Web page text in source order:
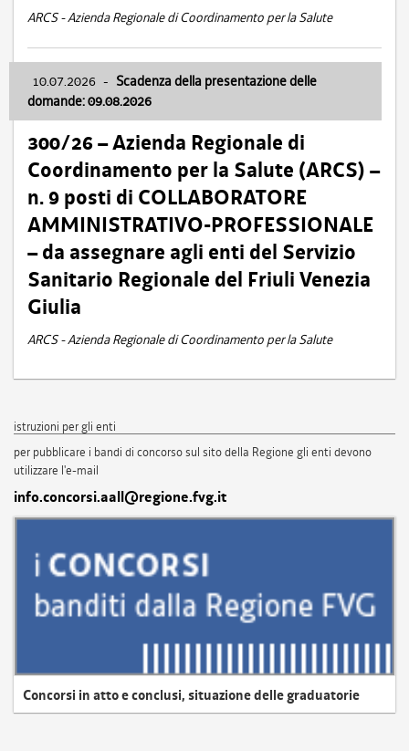
ARCS - Azienda Regionale di Coordinamento per la Salute
10.07.2026 - Scadenza della presentazione delle
domande: 09.08.2026
300/26 – Azienda Regionale di
Coordinamento per la Salute (ARCS) –
n. 9 posti di COLLABORATORE
AMMINISTRATIVO-PROFESSIONALE
– da assegnare agli enti del Servizio
Sanitario Regionale del Friuli Venezia
Giulia
ARCS - Azienda Regionale di Coordinamento per la Salute
istruzioni per gli enti
per pubblicare i bandi di concorso sul sito della Regione gli enti devono
utilizzare l'e-mail
info.concorsi.aall@regione.fvg.it
Concorsi in atto e conclusi, situazione delle graduatorie